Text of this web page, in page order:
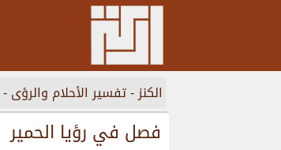
الكنز-تفسير الأحلام والرؤى-
فصل في رؤيا الحمير